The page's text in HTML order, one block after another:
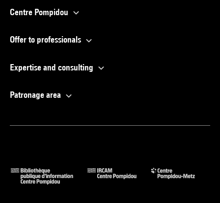
Centre Pompidou
Offer to professionals
Expertise and consulting
Patronage area